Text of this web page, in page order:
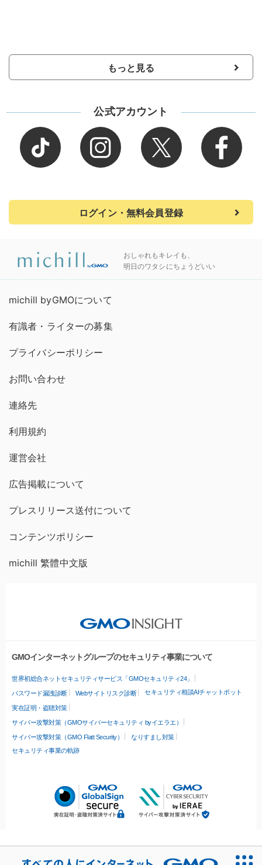
もっと見る
公式アカウント
ログイン・無料会員登録
おしゃれもキレイも、
明日のワタシにちょうどいい
michill byGMOについて
有識者・ライターの募集
プライバシーポリシー
お問い合わせ
連絡先
利用規約
運営会社
広告掲載について
プレスリリース送付について
コンテンツポリシー
michill 繁體中文版
GMOインターネットグループのセキュリティ事業について
世界初総合ネットセキュリティサービス「GMOセキュリティ24」
パスワード漏洩診断 Webサイトリスク診断 セキュリティ相談AIチャットボット
実在証明・盗聴対策
サイバー攻撃対策（GMOサイバーセキュリティ byイエラエ）
サイバー攻撃対策（GMO Flatt Security）
なりすまし対策
セキュリティ事業の軌跡